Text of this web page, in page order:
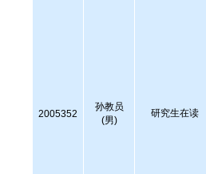
2005352
孙教员
(男)
研究生在读